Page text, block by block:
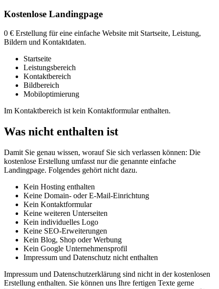
Kostenlose Landingpage
0 € Erstellung für eine einfache Website mit Startseite, Leistung,
Bildern und Kontaktdaten.
Startseite
Leistungsbereich
Kontaktbereich
Bildbereich
Mobiloptimierung
Im Kontaktbereich ist kein Kontaktformular enthalten.
Was nicht enthalten ist
Damit Sie genau wissen, worauf Sie sich verlassen können: Die
kostenlose Erstellung umfasst nur die genannte einfache
Landingpage. Folgendes gehört nicht dazu.
Kein Hosting enthalten
Keine Domain- oder E-Mail-Einrichtung
Kein Kontaktformular
Keine weiteren Unterseiten
Kein individuelles Logo
Keine SEO-Erweiterungen
Kein Blog, Shop oder Werbung
Kein Google Unternehmensprofil
Impressum und Datenschutz nicht enthalten
Impressum und Datenschutzerklärung sind nicht in der kostenlosen
Erstellung enthalten. Sie können uns Ihre fertigen Texte gerne